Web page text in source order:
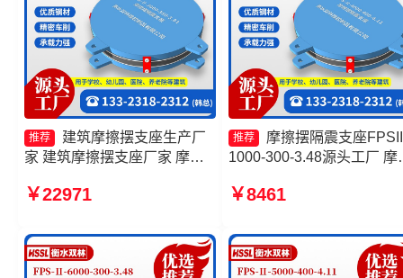
推荐
建筑摩擦摆支座生产厂
家 建筑摩擦摆支座厂家 摩擦
支座FPSII-5000-300-3.48
￥22971
推荐
摩擦摆隔震支座
1000-300-3.48源头工厂 摩
摩擦摆隔振支座厂家 摩擦
￥8461